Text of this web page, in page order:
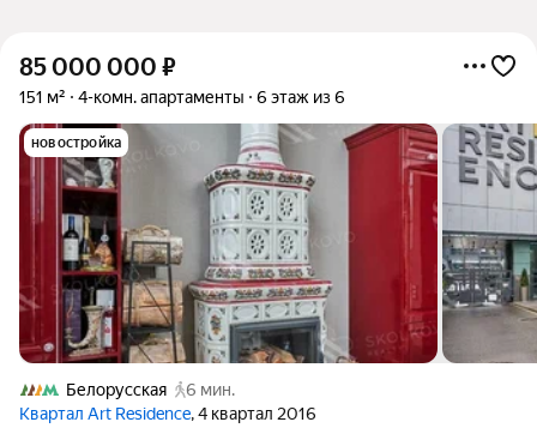
85 000 000 ₽
151 м² 4-комн. апартаменты 6 этаж из 6
новостройка
Белорусская
6 мин.
Квартал Art Residence, 4 квартал 2016